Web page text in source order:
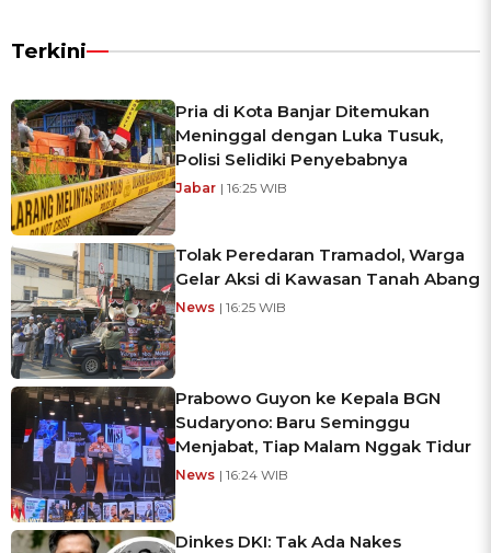
Terkini
Pria di Kota Banjar Ditemukan
Meninggal dengan Luka Tusuk,
Polisi Selidiki Penyebabnya
Jabar | 16:25 WIB
Tolak Peredaran Tramadol, Warga
Gelar Aksi di Kawasan Tanah Abang
News | 16:25 WIB
Prabowo Guyon ke Kepala BGN
Sudaryono: Baru Seminggu
Menjabat, Tiap Malam Nggak Tidur
News | 16:24 WIB
Dinkes DKI: Tak Ada Nakes